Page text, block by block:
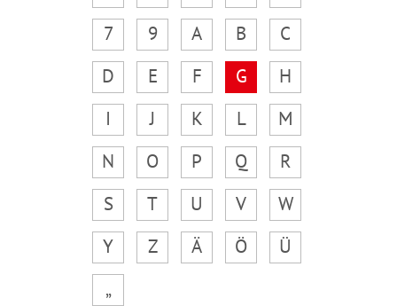
7
9 A B
C
D
E F G
H
I
J K L
M
N
O P Q
R
S
T U V
W
Y
Z Ä Ö
Ü
„